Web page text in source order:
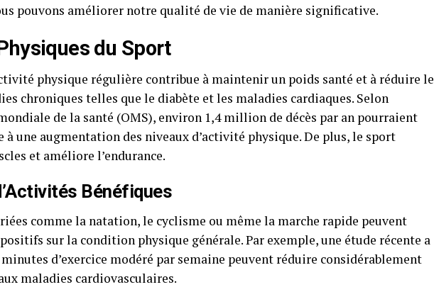
pouvons améliorer notre qualité de vie de manière significative.
du Sport
physique régulière contribue à maintenir un poids santé et à réduire le
chroniques telles que le diabète et les maladies cardiaques. Selon
de la santé (OMS), environ 1,4 million de décès par an pourraient
à une augmentation des niveaux d’activité physique. De plus, le sport
et améliore l’endurance.
Bénéfiques
comme la natation, le cyclisme ou même la marche rapide peuvent
sur la condition physique générale. Par exemple, une étude récente a
d’exercice modéré par semaine peuvent réduire considérablement
maladies cardiovasculaires.